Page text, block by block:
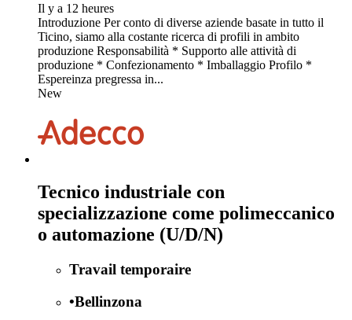
Il y a 12 heures
Introduzione Per conto di diverse aziende basate in tutto il
Ticino, siamo alla costante ricerca di profili in ambito
produzione Responsabilità * Supporto alle attività di
produzione * Confezionamento * Imballaggio Profilo *
Espereinza pregressa in...
New
Tecnico industriale con
specializzazione come polimeccanico
o automazione (U/D/N)
Travail temporaire
•Bellinzona